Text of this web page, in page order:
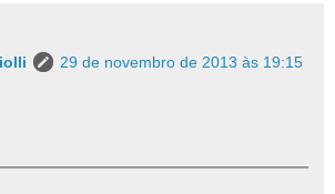
29 de novembro de 2013 às 19:15